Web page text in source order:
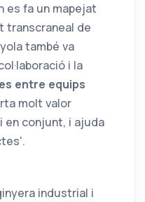
es fa un mapejat
transcraneal de
també va
i la
entre equips
molt valor
en conjunt, i ajuda
industrial i